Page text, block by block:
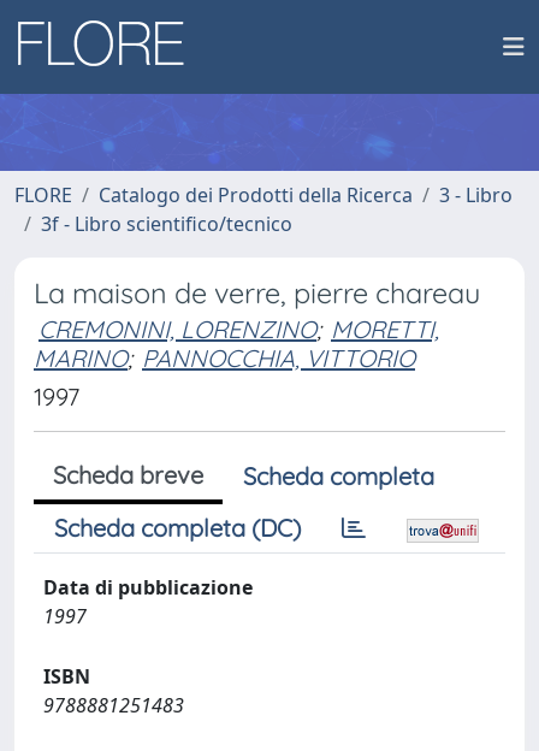
FLORE Catalogo dei Prodotti della Ricerca
3 - Libro
3f - Libro scientifico/tecnico
La maison de verre, pierre chareau
CREMONINI, LORENZINO; MORETTI,
MARINO; PANNOCCHIA, VITTORIO
1997
Scheda breve
Scheda completa
Scheda completa (DC)
Data di pubblicazione
1997
ISBN
9788881251483